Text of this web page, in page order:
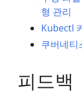
형 관리
Kubectl
쿠버네티
피드백